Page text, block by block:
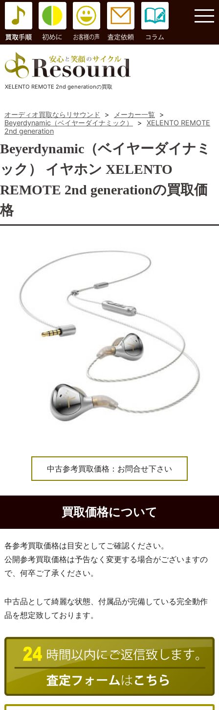
コラム
XELENTO REMOTE 2nd generationの買取
オーディオ買取ならリサウンド > メーカー一覧
>
Beyerdynamic（ベイヤーダイナミック）
>
XELENTO REMOTE
2nd generation
Beyerdynamic（ベイヤーダイナミ
ック） イヤホン XELENTO
REMOTE 2nd generationの買取価
格
中古参考買取価格：お問合せ下さい
買取価格について
各参考買取価格は目安としてご確認ください。
公開参考買取価格は予告なく変更する場合がございますの
で、何卒ご了承ください。
中古品として綺麗な状態、付属品が完備している完全動作
品を想定致しております。